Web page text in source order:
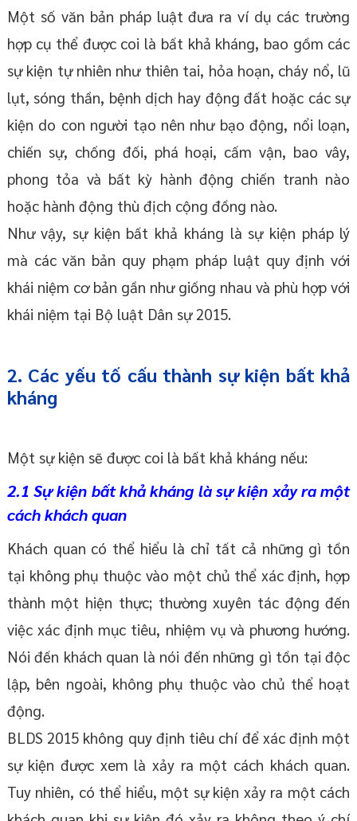
Một số văn bản pháp luật đưa ra ví dụ các trường
hợp cụ thể được coi là bất khả kháng, bao gồm các
sự kiện tự nhiên như thiên tai, hỏa hoạn, cháy nổ, lũ
lụt, sóng thần, bệnh dịch hay động đất hoặc các sự
kiện do con người tạo nên như bạo động, nổi loạn,
chiến sự, chống đối, phá hoại, cấm vận, bao vây,
phong tỏa và bất kỳ hành động chiến tranh nào
hoặc hành động thù địch cộng đồng nào.
Như vậy, sự kiện bất khả kháng là sự kiện pháp lý
mà các văn bản quy phạm pháp luật quy định với
khái niệm cơ bản gần như giống nhau và phù hợp với
khái niệm tại Bộ luật Dân sự 2015.
2. Các yếu tố cấu thành sự kiện bất khả
kháng
Một sự kiện sẽ được coi là bất khả kháng nếu:
2.1 Sự kiện bất khả kháng là sự kiện xảy ra một
cách khách quan
Khách quan có thể hiểu là chỉ tất cả những gì tồn
tại không phụ thuộc vào một chủ thể xác định, hợp
thành một hiện thực; thường xuyên tác động đến
việc xác định mục tiêu, nhiệm vụ và phương hướng.
Nói đến khách quan là nói đến những gì tồn tại độc
lập, bên ngoài, không phụ thuộc vào chủ thể hoạt
động.
BLDS 2015 không quy định tiêu chí để xác định một
sự kiện được xem là xảy ra một cách khách quan.
Tuy nhiên, có thể hiểu, một sự kiện xảy ra một cách